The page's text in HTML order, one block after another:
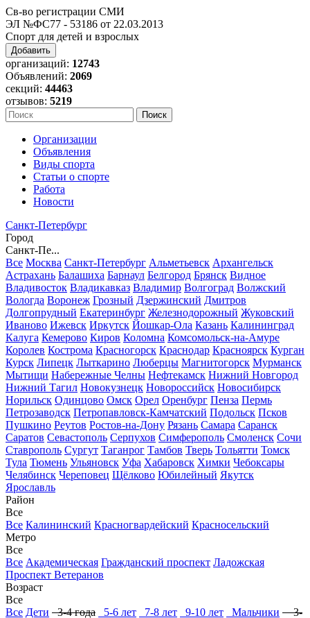
Св-во регистрации СМИ
ЭЛ №ФС77 - 53186 от 22.03.2013
Спорт для детей и взрослых
Добавить
организаций: 12743
Объявлений: 2069
секций: 44463
отзывов: 5219
Организации
Объявления
Виды спорта
Статьи о спорте
Работа
Новости
Санкт-Петербург
Город
Санкт-Пе...
Все Москва Санкт-Петербург Альметьевск Архангельск
Астрахань Балашиха Барнаул Белгород Брянск Видное
Владивосток Владикавказ Владимир Волгоград Волжский
Вологда Воронеж Грозный Дзержинский Дмитров
Долгопрудный Екатеринбург Железнодорожный Жуковский
Иваново Ижевск Иркутск Йошкар-Ола Казань Калининград
Калуга Кемерово Киров Коломна Комсомольск-на-Амуре
Королев Кострома Красногорск Краснодар Красноярск Курган
Курск Липецк Лыткарино Люберцы Магнитогорск Мурманск
Мытищи Набережные Челны Нефтекамск Нижний Новгород
Нижний Тагил Новокузнецк Новороссийск Новосибирск
Норильск Одинцово Омск Орел Оренбург Пенза Пермь
Петрозаводск Петропавловск-Камчатский Подольск Псков
Пушкино Реутов Ростов-на-Дону Рязань Самара Саранск
Саратов Севастополь Серпухов Симферополь Смоленск Сочи
Ставрополь Сургут Таганрог Тамбов Тверь Тольятти Томск
Тула Тюмень Ульяновск Уфа Хабаровск Химки Чебоксары
Челябинск Череповец Щёлково Юбилейный Якутск
Ярославль
Район
Все
Все Калининский Красногвардейский Красносельский
Метро
Все
Все Академическая Гражданский проспект Ладожская
Проспект Ветеранов
Возраст
Все
Все Дети 3-4 года 5-6 лет 7-8 лет 9-10 лет Мальчики 3-